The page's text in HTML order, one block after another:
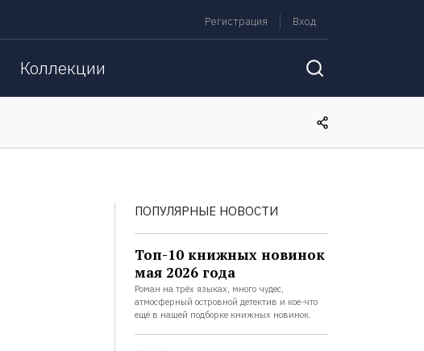
Регистрация Вход
Коллекции
ПОПУЛЯРНЫЕ НОВОСТИ
Топ-10 книжных новинок
мая 2026 года
Роман на трёх языках, много чудес,
атмосферный островной детектив и кое-что
ещё в нашей подборке книжных новинок.